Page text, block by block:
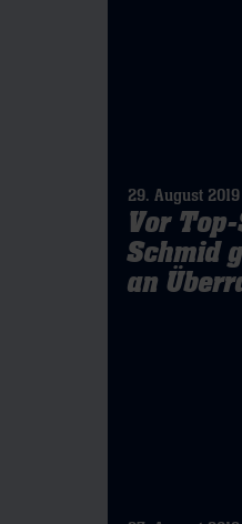
29. August 2019
Vor
Schmid
an